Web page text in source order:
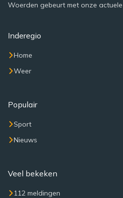
Woerden gebeurt met onze
Inderegio
Home
Weer
Populair
Sport
Nieuws
Veel bekeken
112 meldingen